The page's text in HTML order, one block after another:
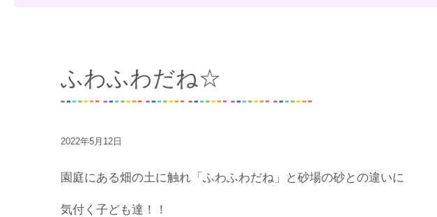
ふわふわだね☆
2022年5月12日
園庭にある畑の土に触れ「ふわふわだね」と砂場の砂との違いに
気付く子ども達！！